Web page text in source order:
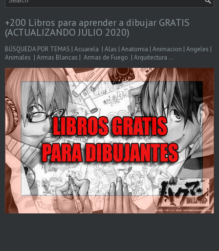
+200 Libros para aprender a dibujar GRATIS
(ACTUALIZANDO JULIO 2020)
BÚSQUEDA POR TEMAS | Acuarela | Alas | Anatomia | Animacion | Angeles |
Animales | Armas Blancas | Armas de Fuego | Arquitectura ...